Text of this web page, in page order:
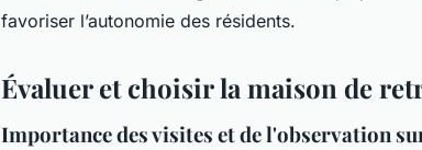
favoriser l’autonomie des résidents.
Évaluer et choisir la maison de
Importance des visites et de l'observation